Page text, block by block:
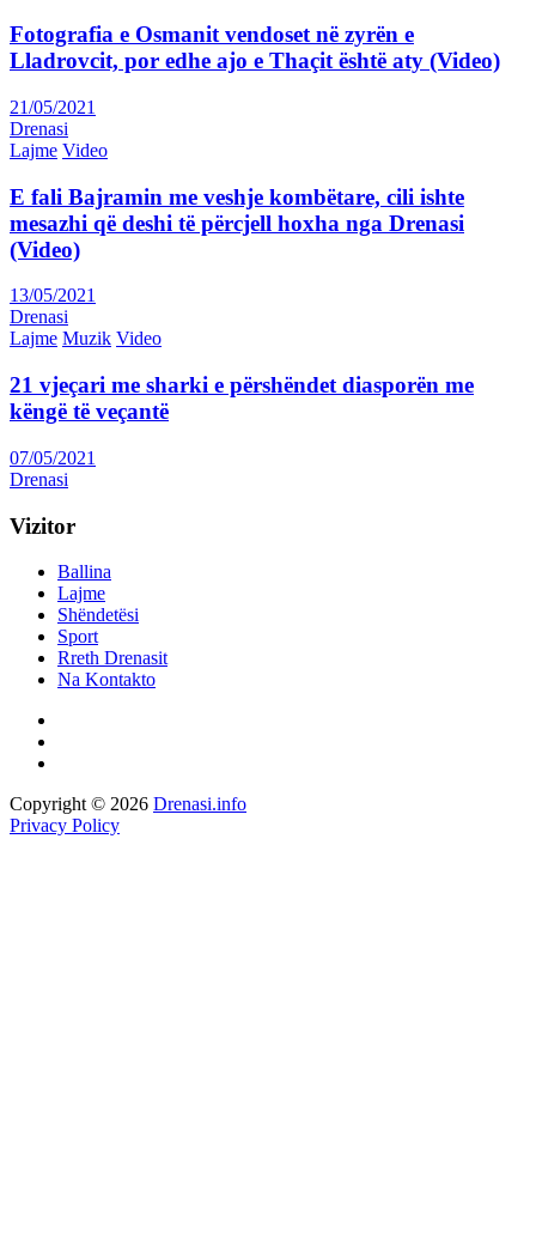
Fotografia e Osmanit vendoset në zyrën e
Lladrovcit, por edhe ajo e Thaçit është aty (Video)
21/05/2021
Drenasi
Lajme Video
E fali Bajramin me veshje kombëtare, cili ishte
mesazhi që deshi të përcjell hoxha nga Drenasi
(Video)
13/05/2021
Drenasi
Lajme Muzik Video
21 vjeçari me sharki e përshëndet diasporën me
këngë të veçantë
07/05/2021
Drenasi
Vizitor
Ballina
Lajme
Shëndetësi
Sport
Rreth Drenasit
Na Kontakto
Copyright © 2026 Drenasi.info
Privacy Policy